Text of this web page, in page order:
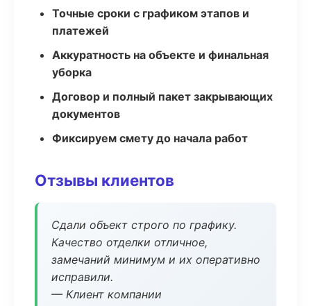
Точные сроки с графиком этапов и
платежей
Аккуратность на объекте и финальная
уборка
Договор и полный пакет закрывающих
документов
Фиксируем смету до начала работ
Отзывы клиентов
Сдали объект строго по графику.
Качество отделки отличное,
замечаний минимум и их оперативно
исправили.
— Клиент компании